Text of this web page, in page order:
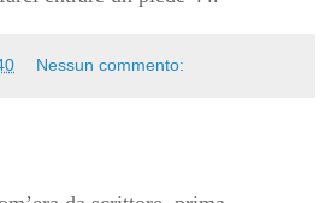
Nessun commento: